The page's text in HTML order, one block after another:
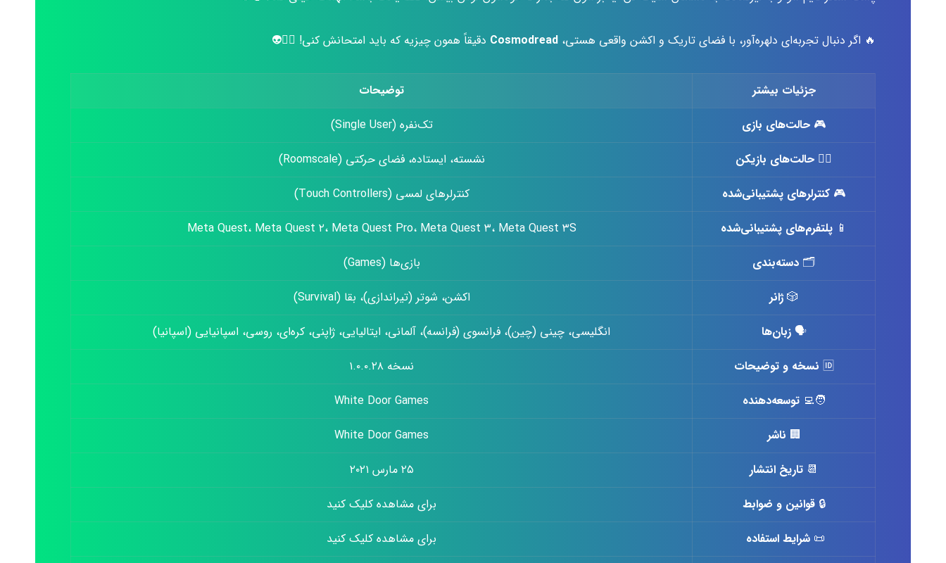
🔥 اگر دنبال تجربه‌ای دلهره‌آور، با فضای تاریک و اکشن واقعی هستی، Cosmodread دقیقاً همون چیزیه که باید امتحانش کنی! 😵‍💫👽
جزئیات بیشتر
توضیحات
🎮 حالت‌های بازی
تک‌نفره (Single User)
🙋‍♂️ حالت‌های بازیکن
نشسته، ایستاده، فضای حرکتی (Roomscale)
🎮 کنترلرهای پشتیبانی‌شده
کنترلرهای لمسی (Touch Controllers)
📱پلتفرم‌های پشتیبانی‌شده
Meta Quest، Meta Quest ۲، Meta Quest Pro، Meta Quest ۳، Meta Quest ۳S
🗂 دسته‌بندی
بازی‌ها (Games)
🎲 ژانر
اکشن، شوتر (تیراندازی)، بقا (Survival)
🗣زبان‌ها
انگلیسی، چینی (چین)، فرانسوی (فرانسه)، آلمانی، ایتالیایی، ژاپنی، کره‌ای، روسی، اسپانیایی (اسپانیا)
🆔 نسخه و توضیحات
نسخه ۱.۰.۰.۲۸
🧑‍💻توسعه‌دهنده
White Door Games
🏢 ناشر
White Door Games
📆 تاریخ انتشار
۲۵ مارس ۲۰۲۱
🔒قوانین و ضوابط
برای مشاهده کلیک کنید
📜 شرایط استفاده
برای مشاهده کلیک کنید